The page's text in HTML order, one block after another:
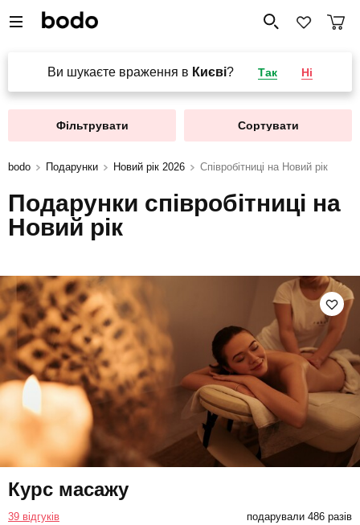
Ви шукаєте враження в Києві? Так Ні
Фільтрувати Сортувати
bodo Подарунки Новий рік 2026 Співробітниці на Новий рік
Подарунки співробітниці на
Новий рік
Курс масажу
39 відгуків подарували 486 разів